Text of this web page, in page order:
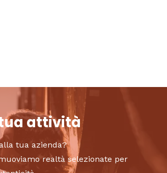
attività
tua azienda?
realtà selezionate per